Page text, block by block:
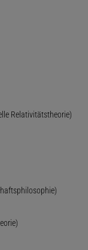
Relativitätstheorie)